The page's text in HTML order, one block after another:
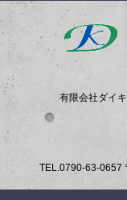
有限会社ダイ
TEL. 0790-63-0657